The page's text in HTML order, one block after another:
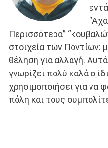
Περισσότερα”
στοιχεία των Ποντίων:
θέληση για αλλαγή. Αυτά
γνωρίζει πολύ καλά ο
χρησιμοποιήσει για να
πόλη και τους